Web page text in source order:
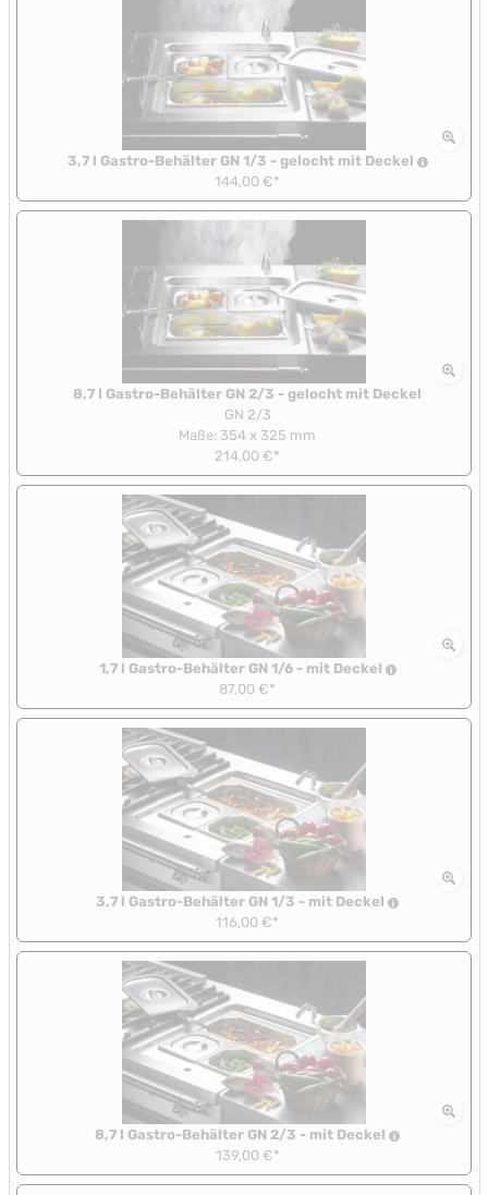
3,7 l Gastro-Behälter GN 1/3 - gelocht mit Deckel
144,00 €*
8,7 l Gastro-Behälter GN 2/3 - gelocht mit Deckel
GN 2/3
Maße: 354 x 325 mm
214,00 €*
1,7 l Gastro-Behälter GN 1/6 - mit Deckel
87,00 €*
3,7 l Gastro-Behälter GN 1/3 - mit Deckel
116,00 €*
8,7 l Gastro-Behälter GN 2/3 - mit Deckel
139,00 €*